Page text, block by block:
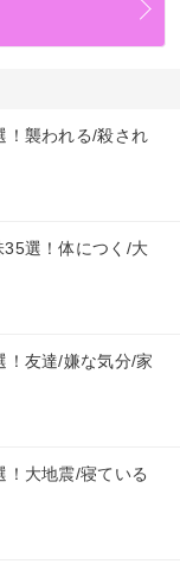
！襲われる/殺され
35選！体につく/大
！友達/嫌な気分/家
！大地震/寝ている